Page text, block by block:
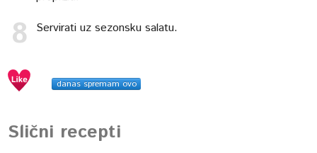
Servirati uz sezonsku salatu.
danas spremam ovo
Slični recepti